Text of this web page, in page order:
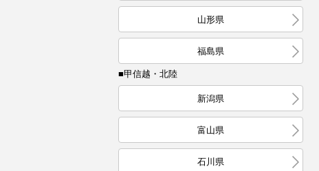
山形県
福島県
■甲信越・北陸
新潟県
富山県
石川県